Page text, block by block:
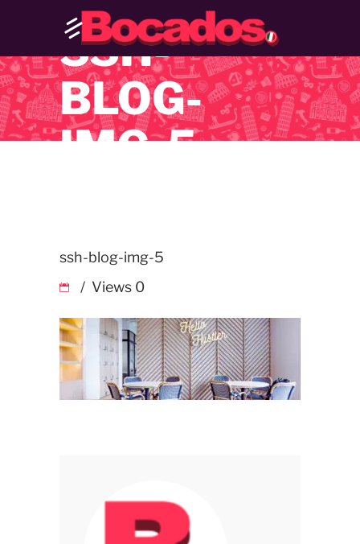
SSH-
BLOG-
IMG-5
ssh-blog-img-5
Views 0